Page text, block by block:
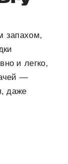
запахом,
и легко,
—
даже